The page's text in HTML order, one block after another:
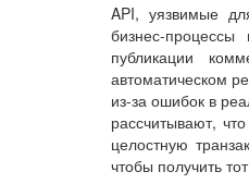
API, уязвимые
бизнес-
публикации
автоматическом
из-за ошибок в
рассчитывают,
целостную
чтобы получить